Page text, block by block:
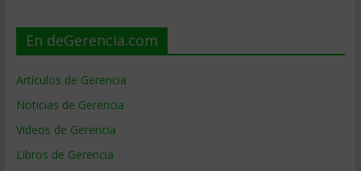
En deGerencia.com
Artículos de Gerencia
Noticias de Gerencia
Videos de Gerencia
Libros de Gerencia